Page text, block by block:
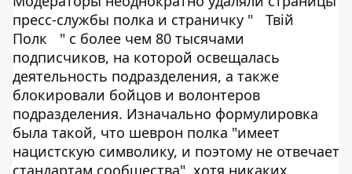
пресс-службы полка и страничку "
Твій
Полк
" с более чем 80 тысячами
подписчиков, на которой освещалась
деятельность подразделения, а также
блокировали бойцов и волонтеров
подразделения. Изначально формулировка
была такой, что шеврон полка "имеет
нацистскую символику, и поэтому не отвечает
стандартам сообщества", хотя никаких